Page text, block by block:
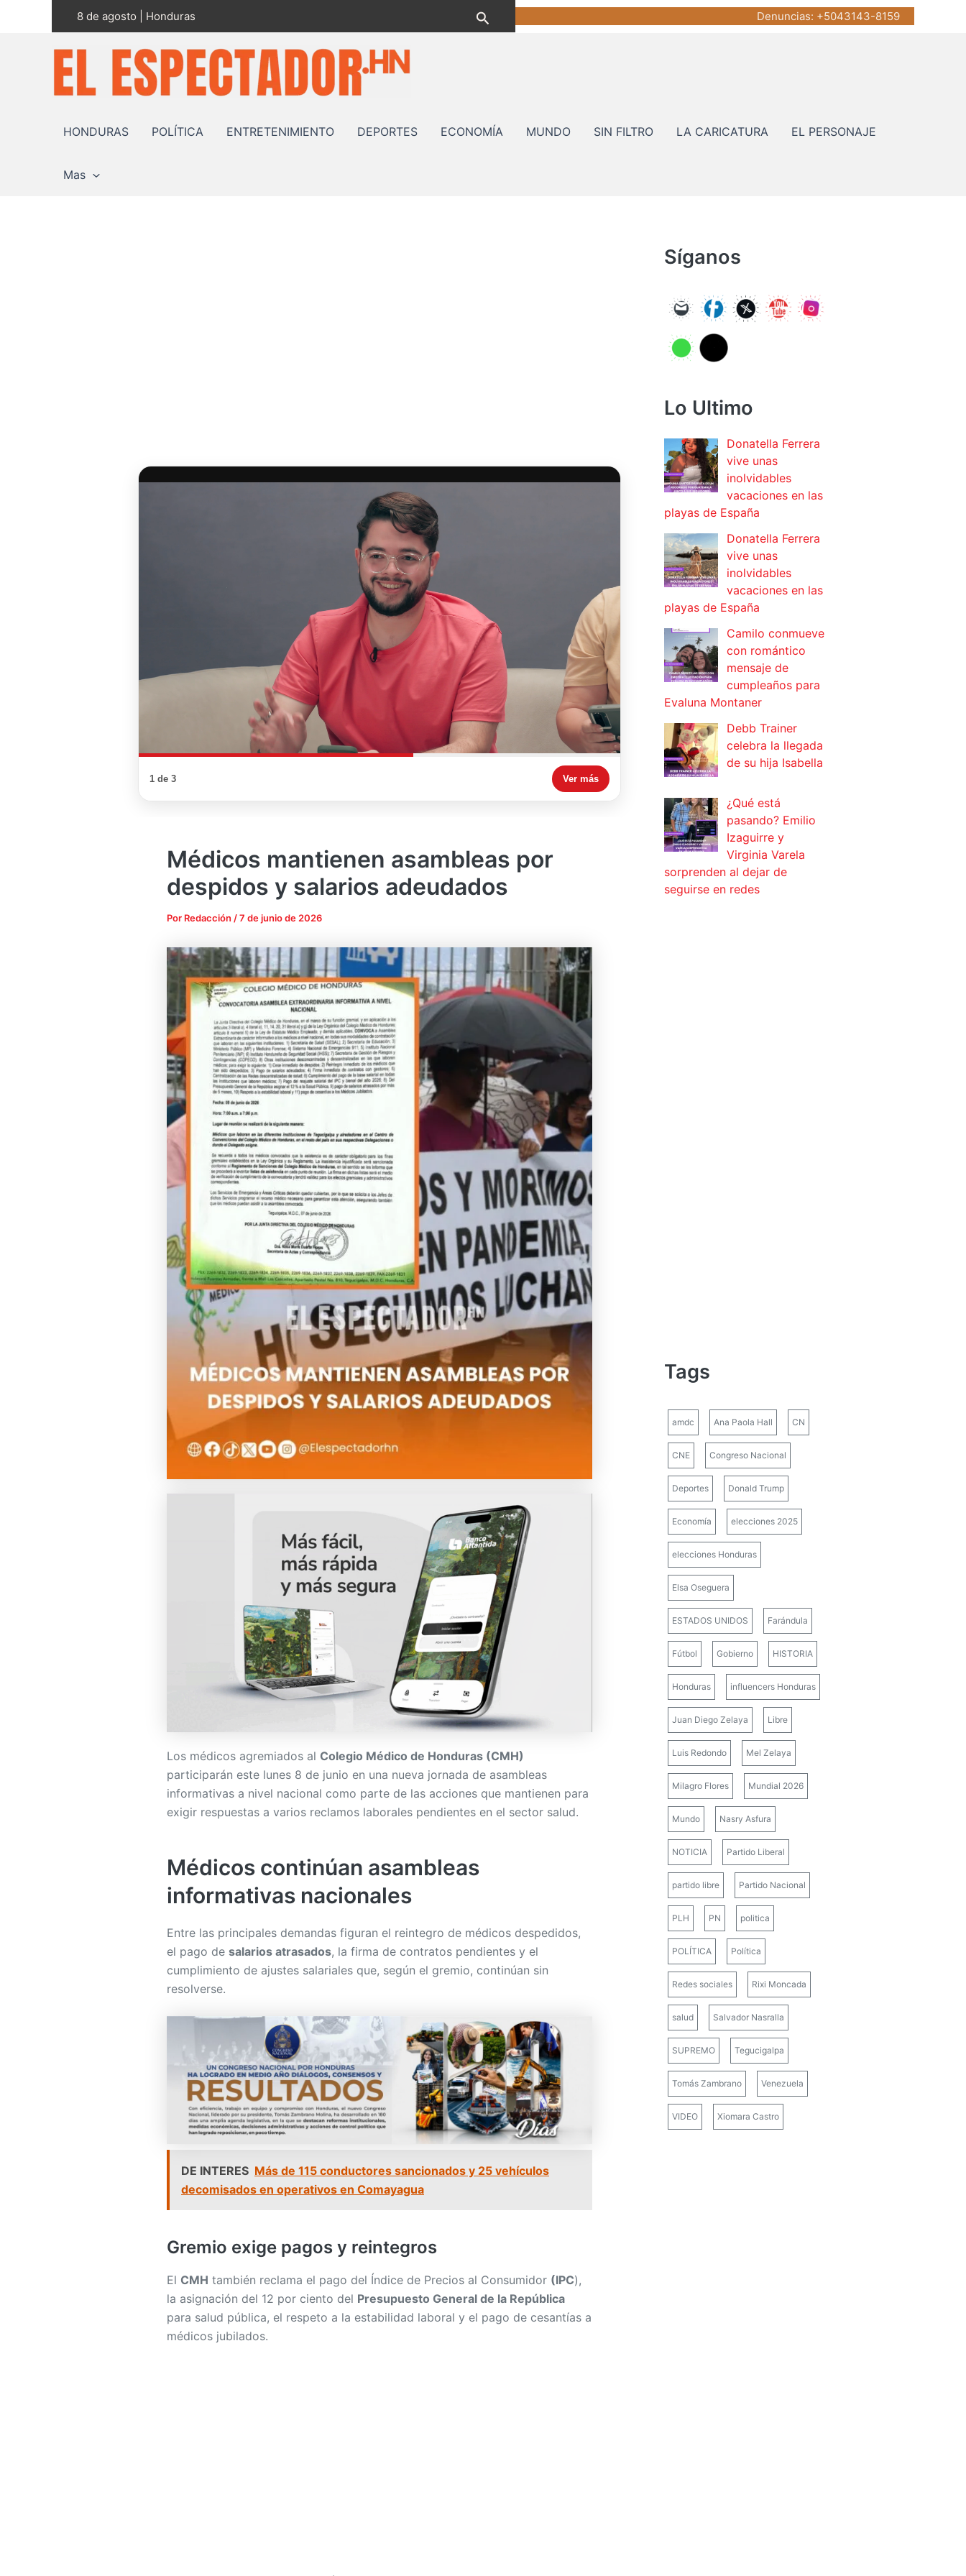
8 de agosto | Honduras Buscar Denuncias: +5043143-8159
HONDURAS POLÍTICA ENTRETENIMIENTO DEPORTES ECONOMÍA MUNDO SIN FILTRO LA CARICATURA EL PERSONAJE
Mas
1 de 3 Ver más
Médicos mantienen asambleas por
despidos y salarios adeudados
Por Redacción /7 de junio de 2026
Los médicos agremiados al Colegio Médico de Honduras (CMH)
participarán este lunes 8 de junio en una nueva jornada de asambleas
informativas a nivel nacional como parte de las acciones que mantienen para
exigir respuestas a varios reclamos laborales pendientes en el sector salud.
Médicos continúan asambleas
informativas nacionales
Entre las principales demandas figuran el reintegro de médicos despedidos,
el pago de salarios atrasados, la firma de contratos pendientes y el
cumplimiento de ajustes salariales que, según el gremio, continúan sin
resolverse.
DE INTERES Más de 115 conductores sancionados y 25 vehículos
decomisados en operativos en Comayagua
Gremio exige pagos y reintegros
El CMH también reclama el pago del Índice de Precios al Consumidor (IPC),
la asignación del 12 por ciento del Presupuesto General de la República
para salud pública, el respeto a la estabilidad laboral y el pago de cesantías a
médicos jubilados.
Síganos
Lo Ultimo
Donatella Ferrera
vive unas
inolvidables
vacaciones en las
playas de España
Donatella Ferrera
vive unas
inolvidables
vacaciones en las
playas de España
Camilo conmueve
con romántico
mensaje de
cumpleaños para
Evaluna Montaner
Debb Trainer
celebra la llegada
de su hija Isabella
¿Qué está
pasando? Emilio
Izaguirre y
Virginia Varela
sorprenden al dejar de
seguirse en redes
Tags
amdc Ana Paola Hall CN
CNE Congreso Nacional
Deportes Donald Trump
Economía elecciones 2025
elecciones Honduras
Elsa Oseguera
ESTADOS UNIDOS Farándula
Fútbol Gobierno HISTORIA
Honduras influencers Honduras
Juan Diego Zelaya Libre
Luis Redondo Mel Zelaya
Milagro Flores Mundial 2026
Mundo Nasry Asfura
NOTICIA Partido Liberal
partido libre Partido Nacional
PLH PN politica
POLÍTICA Política
Redes sociales Rixi Moncada
salud Salvador Nasralla
SUPREMO Tegucigalpa
Tomás Zambrano Venezuela
VIDEO Xiomara Castro